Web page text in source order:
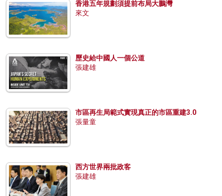
香港五年規劃須提前布局大鵬灣
來文
歷史給中國人一個公道
張建雄
市區再生局範式實現真正的市區重建3.0
張量童
西方世界兩批政客
張建雄